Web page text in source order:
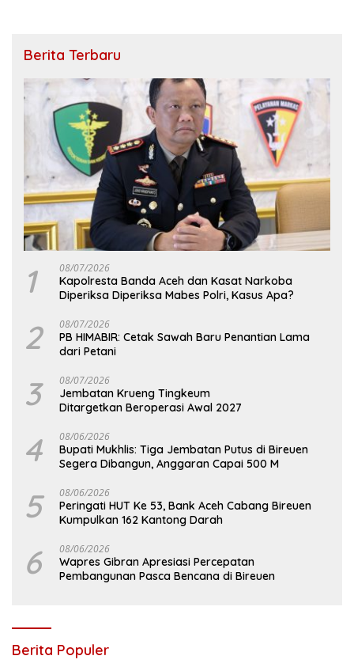
Berita Terbaru
1 08/07/2026
Kapolresta Banda Aceh dan Kasat Narkoba
Diperiksa Diperiksa Mabes Polri, Kasus Apa?
2 08/07/2026
PB HIMABIR: Cetak Sawah Baru Penantian Lama
dari Petani
3 08/07/2026
Jembatan Krueng Tingkeum
Ditargetkan Beroperasi Awal 2027
4 08/06/2026
Bupati Mukhlis: Tiga Jembatan Putus di Bireuen
Segera Dibangun, Anggaran Capai 500 M
5 08/06/2026
Peringati HUT Ke 53, Bank Aceh Cabang Bireuen
Kumpulkan 162 Kantong Darah
6 08/06/2026
Wapres Gibran Apresiasi Percepatan
Pembangunan Pasca Bencana di Bireuen
Berita Populer